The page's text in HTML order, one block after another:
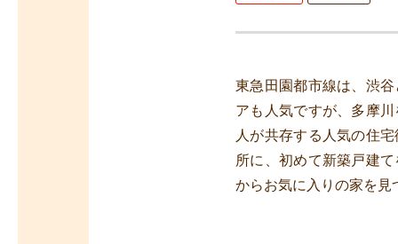
東急田園都市線は、渋
アも人気ですが、多摩
人が共存する人気の住
所に、初めて新築戸建
からお気に入りの家を見